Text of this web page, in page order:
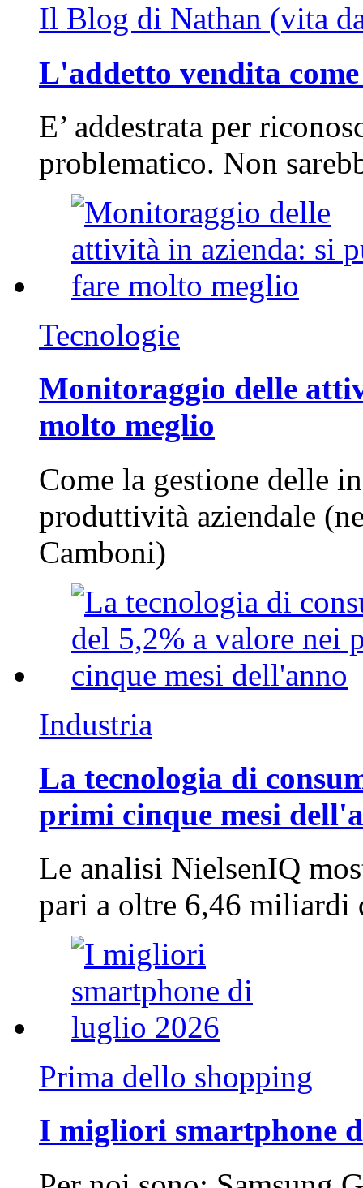
Il Blog di Nathan (vita
L'addetto vendita
E’ addestrata per
problematico. Non
Tecnologie
Monitoraggio delle
molto meglio
Come la gestione delle
produttività aziendale
Camboni)
Industria
La tecnologia di
primi cinque mesi
Le analisi NielsenIQ
pari a oltre 6,46
Prima dello shopping
I migliori smartphone